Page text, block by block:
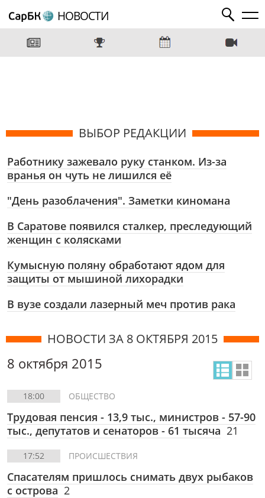
НОВОСТИ
ВЫБОР РЕДАКЦИИ
Работнику зажевало руку станком. Из-за
вранья он чуть не лишился её
"День разоблачения". Заметки киномана
В Саратове появился сталкер, преследующий
женщин с колясками
Кумысную поляну обработают ядом для
защиты от мышиной лихорадки
В вузе создали лазерный меч против рака
НОВОСТИ ЗА 8 ОКТЯБРЯ 2015
8 октября 2015
18:00 ОБЩЕСТВО
Трудовая пенсия - 13,9 тыс., министров - 57-90
тыс., депутатов и сенаторов - 61 тысяча 21
17:52 ПРОИСШЕСТВИЯ
Спасателям пришлось снимать двух рыбаков
с острова 2